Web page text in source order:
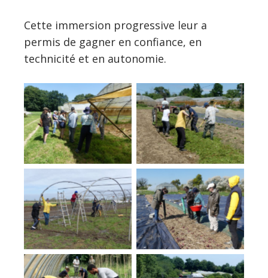
Cette immersion progressive leur a
permis de gagner en confiance, en
technicité et en autonomie.
Visite d’une
exploitation
maraîchère
Epandage du
mulsh
Construction de
serres
Plantation de
salades